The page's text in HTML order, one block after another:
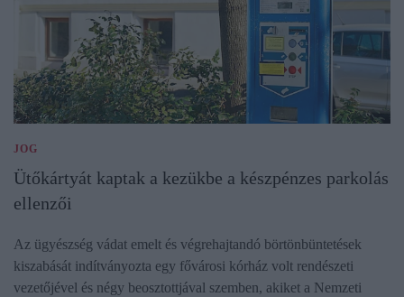
JOG
Ütőkártyát kaptak a kezükbe a készpénzes parkolás
ellenzői
Az ügyészség vádat emelt és végrehajtandó börtönbüntetések
kiszabását indítványozta egy fővárosi kórház volt rendészeti
vezetőjével és négy beosztottjával szemben, akiket a Nemzeti